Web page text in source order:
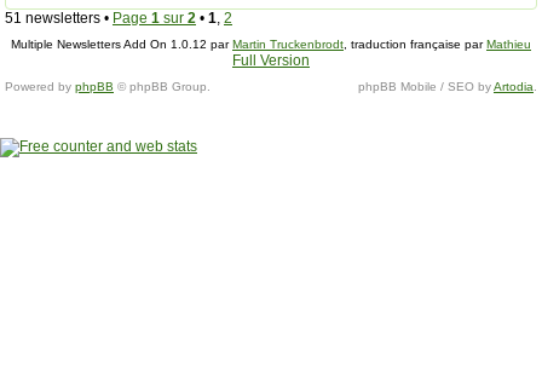
51 newsletters • Page 1 sur 2 • 1 2
Multiple Newsletters Add On 1.0.12 parMartin Truckenbrodt , traduction française parMathieu
M..
Full Version
Powered by phpBB © phpBB Group. phpBB Mobile / SEO byArtodia